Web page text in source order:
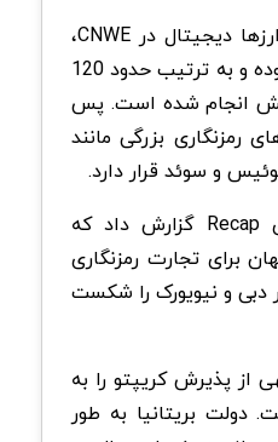
دیگر اقتصادهای بزرگ ارزها دیجیتال در CNWE،
شامل آلمان و اسپانیا بوده و به ترتیب حدود 120
تراکنش انجام شده است. پس
رمزنگاری بزرگی مانند
و سوئد قرار دارد.
پلتفرم مالیات رمزنگاری Recap گزارش داد که
برای تجارت رمزنگاری
و نیویورک را شکست
از پذیرش کریپتو را به
بریتانیا به طور